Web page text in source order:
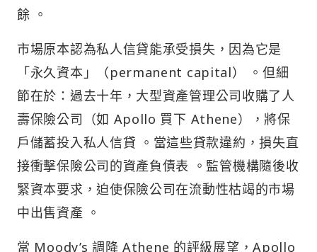
餘 。
市場原本認為私人信貸能承受損失，因為它是
「永久資本」（permanent capital） 。但細
節在於：過去十年，大型資產管理公司收購了人
壽保險公司（如 Apollo 買下 Athene），將保
戶儲蓄投入私人信貸 。當這些貸款違約，損失直
接衝擊保險公司的資產負債表 。監管機構隨後收
緊資本要求，迫使保險公司在流動性枯竭的市場
中出售資產 。
當 Moody’s 調降 Athene 的評級展望，Apollo